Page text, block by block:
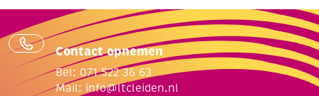
Contact opnemen
Bel: 071 522 36 63
Mail: info@ltcleiden.nl